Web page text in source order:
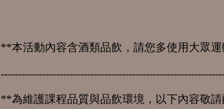
**本活動內容含酒類品飲，請您多使用大眾運
**為維護課程品質與品飲環境，以下內容敬